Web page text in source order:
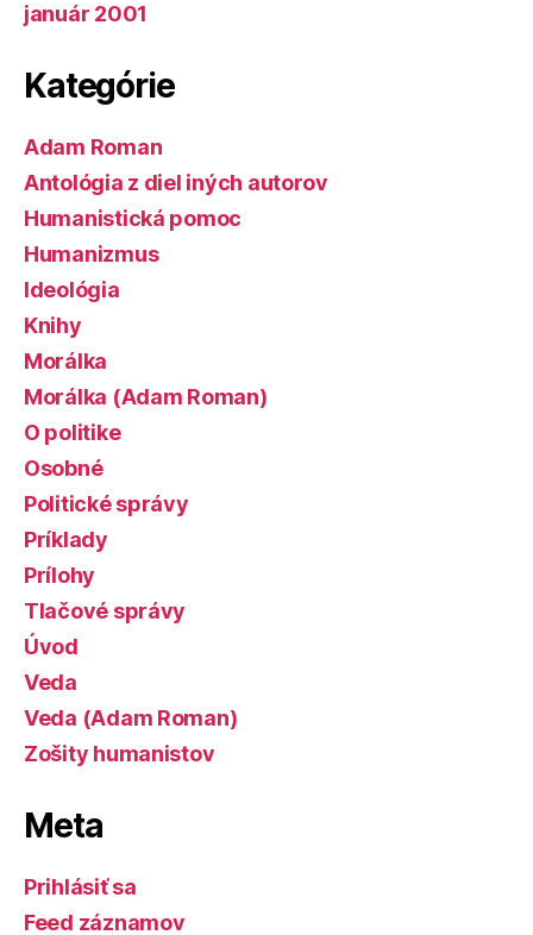
január 2001
Kategórie
Adam Roman
Antológia z diel iných autorov
Humanistická pomoc
Humanizmus
Ideológia
Knihy
Morálka
Morálka (Adam Roman)
O politike
Osobné
Politické správy
Príklady
Prílohy
Tlačové správy
Úvod
Veda
Veda (Adam Roman)
Zošity humanistov
Meta
Prihlásiť sa
Feed záznamov